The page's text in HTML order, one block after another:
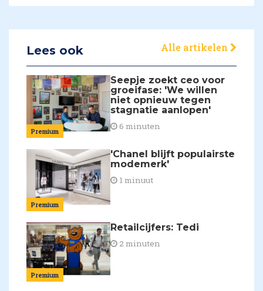
Lees ook Alle artikelen
Premium
Seepje zoekt ceo voor
groeifase: 'We willen
niet opnieuw tegen
stagnatie aanlopen'
6 minuten
Premium
'Chanel blijft populairste
modemerk'
1 minuut
Premium
Retailcijfers: Tedi
2 minuten